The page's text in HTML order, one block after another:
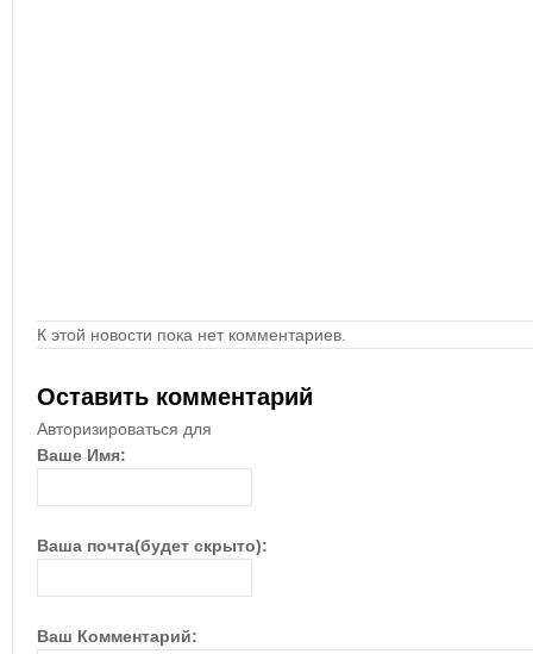
К этой новости пока нет комментариев.
Оставить комментарий
Авторизироваться для
Ваше Имя:
Ваша почта(будет скрыто):
Ваш Комментарий: